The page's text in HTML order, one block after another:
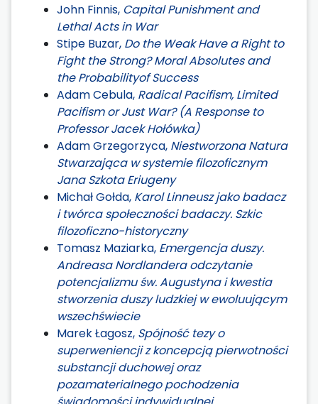
John Finnis, Capital Punishment and
Lethal Acts in War
Stipe Buzar, Do the Weak Have a Right to
Fight the Strong? Moral Absolutes and
the Probabilityof Success
Adam Cebula, Radical Pacifism, Limited
Pacifism or Just War? (A Response to
Professor Jacek Hołówka)
Adam Grzegorzyca, Niestworzona Natura
Stwarzająca w systemie filozoficznym
Jana Szkota Eriugeny
Michał Gołda, Karol Linneusz jako badacz
i twórca społeczności badaczy. Szkic
filozoficzno-historyczny
Tomasz Maziarka, Emergencja duszy.
Andreasa Nordlandera odczytanie
potencjalizmu św. Augustyna i kwestia
stworzenia duszy ludzkiej w ewoluującym
wszechświecie
Marek Łagosz, Spójność tezy o
superweniencji z koncepcją pierwotności
substancji duchowej oraz
pozamaterialnego pochodzenia